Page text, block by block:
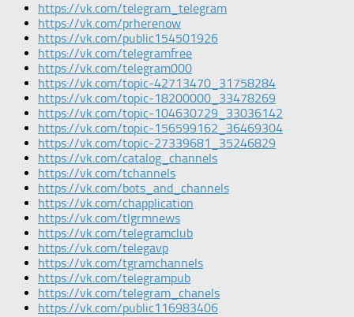
https://vk.com/telegram_telegram
https://vk.com/prherenow
https://vk.com/public154501926
https://vk.com/telegramfree
https://vk.com/telegram000
https://vk.com/topic-42713470_31758284
https://vk.com/topic-18200000_33478269
https://vk.com/topic-104630729_33036142
https://vk.com/topic-156599162_36469304
https://vk.com/topic-27339681_35246829
https://vk.com/catalog_channels
https://vk.com/tchannels
https://vk.com/bots_and_channels
https://vk.com/chapplication
https://vk.com/tlgrmnews
https://vk.com/telegramclub
https://vk.com/telegavp
https://vk.com/tgramchannels
https://vk.com/telegrampub
https://vk.com/telegram_chanels
https://vk.com/public116983406